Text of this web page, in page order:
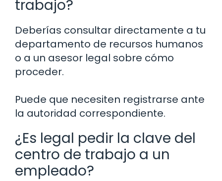
trabajo?
Deberías consultar directamente a tu
departamento de recursos humanos
o a un asesor legal sobre cómo
proceder.
Puede que necesiten registrarse ante
la autoridad correspondiente.
¿Es legal pedir la clave del
centro de trabajo a un
empleado?